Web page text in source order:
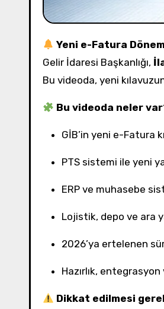
Yeni e-Fatura
Gelir İdaresi Başkanlığı,
Bu videoda, yeni
Bu videoda neler
GİB’in yeni e-
PTS sistemi ile yeni
ERP ve muhasebe
Lojistik, depo ve ara
2026’ya ertelenen
Hazırlık,
Dikkat edilmesi